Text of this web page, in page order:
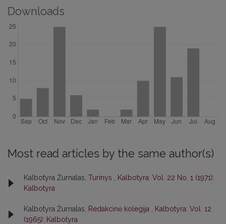
Downloads
Most read articles by the same author(s)
Kalbotyra Žurnalas, Turinys
Kalbotyra: Vol. 22 No. 1 (1971):
Kalbotyra
Kalbotyra Žurnalas, Redakcinė kolegija
Kalbotyra: Vol. 12
(1965): Kalbotyra